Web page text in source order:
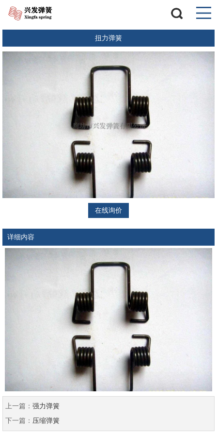
扭力弹簧
在线询价
详细内容
上一篇： 强力弹簧
下一篇： 压缩弹簧